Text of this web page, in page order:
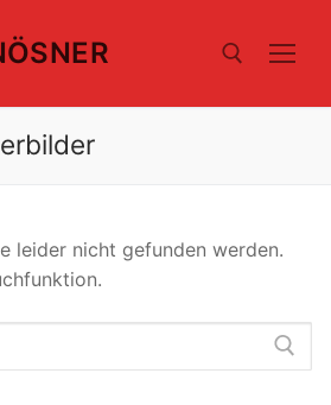
Suchen nach:
leider nicht gefunden werden.